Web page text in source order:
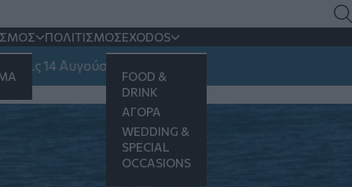
ΠΟΛΙΤΙΣΜΟΣEXODOS
FOOD &
DRINK
ΑΓΟΡΑ
WEDDING &
SPECIAL
OCCASIONS
Αυγούστου
εξέλιξη επιχείρηση